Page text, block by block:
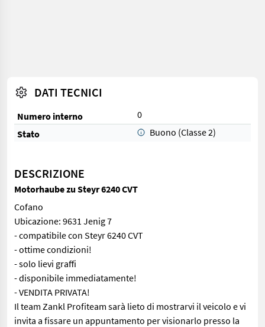
DATI TECNICI
Numero interno
0
Stato
Buono (Classe 2)
DESCRIZIONE
Motorhaube zu Steyr 6240 CVT
Cofano
Ubicazione: 9631 Jenig 7
- compatibile con Steyr 6240 CVT
- ottime condizioni!
- solo lievi graffi
- disponibile immediatamente!
- VENDITA PRIVATA!
Il team Zankl Profiteam sarà lieto di mostrarvi il veicolo e vi
invita a fissare un appuntamento per visionarlo presso la